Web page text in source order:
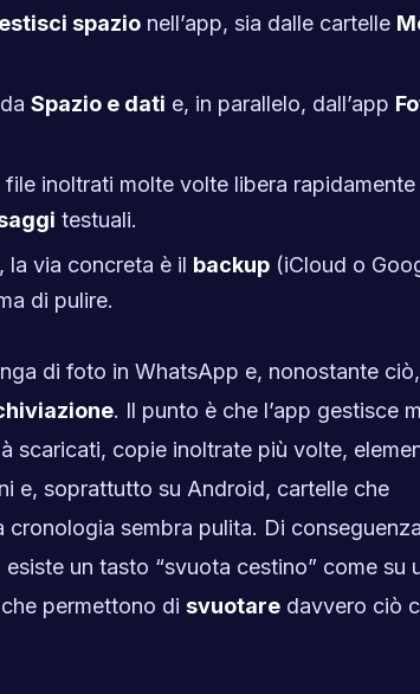
spazio nell’app, sia dalle cartelle
Spazio e dati e, in parallelo, dall’app
inoltrati molte volte libera rapidamente
testuali.
la via concreta è il backup (iCloud o
di pulire.
di foto in WhatsApp e, nonostante
. Il punto è che l’app gestisce
scaricati, copie inoltrate più volte,
e, soprattutto su Android, cartelle che
sembra pulita. Di
un tasto “svuota cestino” come su
permettono di svuotare davvero ciò